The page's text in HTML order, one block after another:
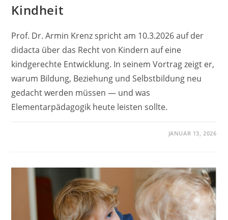
Kindheit
Prof. Dr. Armin Krenz spricht am 10.3.2026 auf der
didacta über das Recht von Kindern auf eine
kindgerechte Entwicklung. In seinem Vortrag zeigt er,
warum Bildung, Beziehung und Selbstbildung neu
gedacht werden müssen — und was
Elementarpädagogik heute leisten sollte.
JANUAR 13, 2026